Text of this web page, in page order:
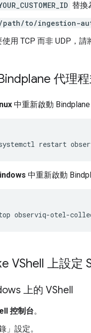
替換
/path/to/ingestion-
使用 TCP 而非 UDP，請
代理
中重新啟動
restart
中重新啟動
VShell 上設定
上的 VShell
控制台。
」 設定。